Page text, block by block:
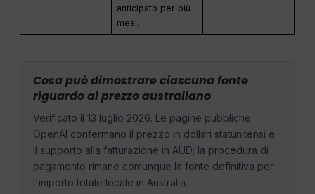
anticipato per più
mesi.
Cosa può dimostrare ciascuna fonte
riguardo al prezzo australiano
Verificato il 13 luglio 2026. Le pagine pubbliche
OpenAI confermano il prezzo in dollari statunitensi e
il supporto alla fatturazione in AUD; la procedura di
pagamento rimane comunque la fonte definitiva per
l'importo totale locale in Australia.